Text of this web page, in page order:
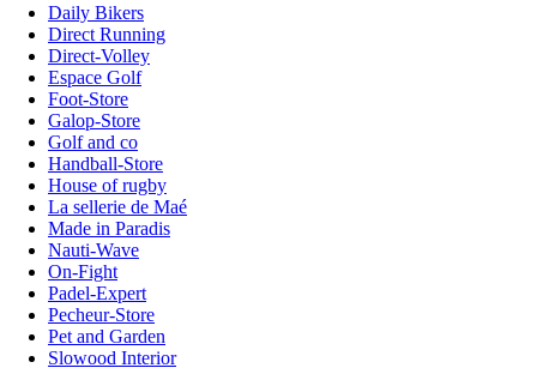
Daily Bikers
Direct Running
Direct-Volley
Espace Golf
Foot-Store
Galop-Store
Golf and co
Handball-Store
House of rugby
La sellerie de Maé
Made in Paradis
Nauti-Wave
On-Fight
Padel-Expert
Pecheur-Store
Pet and Garden
Slowood Interior